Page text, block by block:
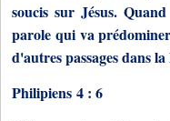
soucis sur Jésus.
parole qui va
d'autres passages dans
Philipiens 4 : 6